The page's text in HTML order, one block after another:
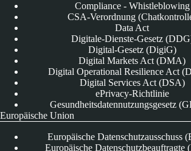
Compliance - Whistleblowing
CSA-Verordnung
Data Act
Digitale-Dienste-Gesetz
Digital-Gesetz (DigiG)
Digital Markets Act (DMA)
Digital Operational Resilience Act
Digital Services Act (DSA)
ePrivacy-Richtlinie
Gesundheitsdatennutzungsgesetz
Europäische Union
Europäische Datenschutzausschuss
Europäische Datenschutzbeauftragte